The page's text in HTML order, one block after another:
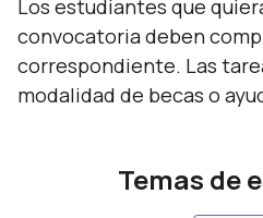
Los estudiantes que
convocatoria deben
correspondiente. Las
modalidad de becas o
Temas de